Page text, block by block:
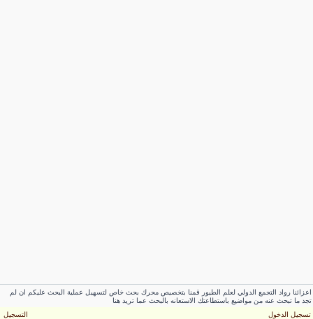
رواد التجمع الدولي لعلم الطيور قمنا بتخصيص محرك بحث خاص لتسهيل عملية البحث عليكم ان لم
ما تبحث عنه من مواضيع باستطاعتك الاستعانه بالبحث عما تريد هنا
تسجيل الدخول
التسجيل